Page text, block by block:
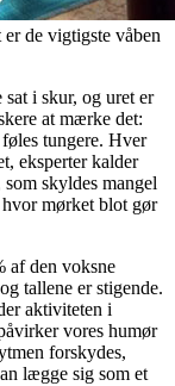
de vigtigste våben
i skur, og uret er
at mærke det:
tungere. Hver
eksperter kalder
skyldes mangel
mørket blot gør
af den voksne
tallene er stigende.
aktiviteten i
vores humør
forskydes,
lægge sig som et